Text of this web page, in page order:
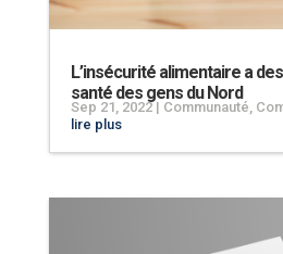
L’insécurité alimentaire a
santé des gens du Nord
Sep 21, 2022| Communauté,
lire plus